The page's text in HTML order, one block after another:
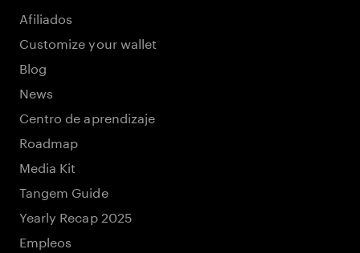
Afiliados
Customize your wallet
Blog
News
Centro de aprendizaje
Roadmap
Media Kit
Tangem Guide
Yearly Recap 2025
Empleos